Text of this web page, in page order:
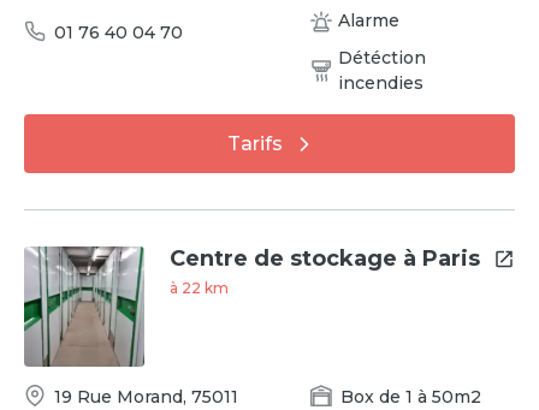
01 76 40 04 70
Alarme
Détéction
incendies
Tarifs
Centre de stockage à Paris
à 22 km
19 Rue Morand, 75011
Boxde 1 à 50m2